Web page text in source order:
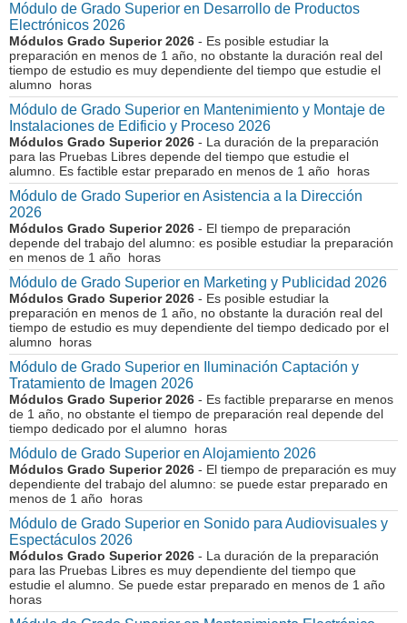
Módulo de Grado Superior en Desarrollo de Productos
Electrónicos 2026
Módulos Grado Superior 2026 - Es posible estudiar la
preparación en menos de 1 año, no obstante la duración real del
tiempo de estudio es muy dependiente del tiempo que estudie el
alumno horas
Módulo de Grado Superior en Mantenimiento y Montaje de
Instalaciones de Edificio y Proceso 2026
Módulos Grado Superior 2026 - La duración de la preparación
para las Pruebas Libres depende del tiempo que estudie el
alumno. Es factible estar preparado en menos de 1 año horas
Módulo de Grado Superior en Asistencia a la Dirección
2026
Módulos Grado Superior 2026 - El tiempo de preparación
depende del trabajo del alumno: es posible estudiar la preparación
en menos de 1 año horas
Módulo de Grado Superior en Marketing y Publicidad 2026
Módulos Grado Superior 2026 - Es posible estudiar la
preparación en menos de 1 año, no obstante la duración real del
tiempo de estudio es muy dependiente del tiempo dedicado por el
alumno horas
Módulo de Grado Superior en Iluminación Captación y
Tratamiento de Imagen 2026
Módulos Grado Superior 2026 - Es factible prepararse en menos
de 1 año, no obstante el tiempo de preparación real depende del
tiempo dedicado por el alumno horas
Módulo de Grado Superior en Alojamiento 2026
Módulos Grado Superior 2026 - El tiempo de preparación es muy
dependiente del trabajo del alumno: se puede estar preparado en
menos de 1 año horas
Módulo de Grado Superior en Sonido para Audiovisuales y
Espectáculos 2026
Módulos Grado Superior 2026 - La duración de la preparación
para las Pruebas Libres es muy dependiente del tiempo que
estudie el alumno. Se puede estar preparado en menos de 1 año
horas